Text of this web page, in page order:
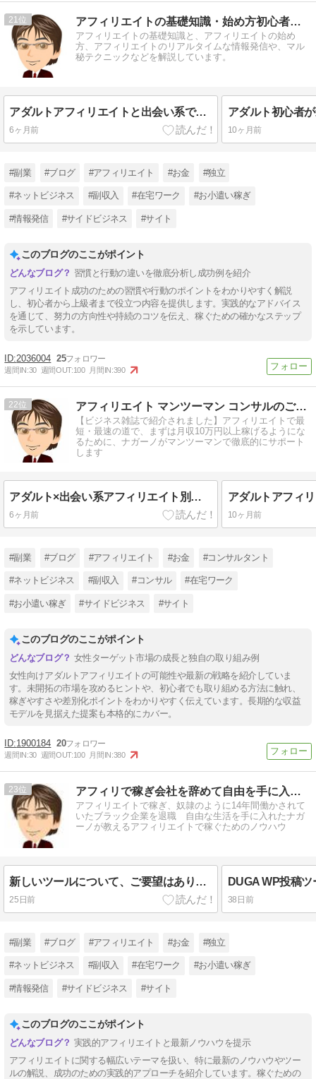
21 アフィリエイトの基礎知識・始め方初心者講座
アフィリエイトの基礎知識と、アフィリエイトの始め
方、アフィリエイトのリアルタイムな情報発信や、マル
秘テクニックなどを解説しています。
アダルトアフィリエイトと出会い系で稼ぐ別サイト運用とリライト戦略の全体像
6ヶ月前 10ヶ月前
#副業 #ブログ #アフィリエイト #お金 #独立
#ネットビジネス #副収入 #在宅ワーク #お小遣い稼ぎ
#情報発信 #サイドビジネス #サイト
このブログのここがポイント
習慣と行動の違いを徹底分析し成功例を紹介
アフィリエイト成功のための習慣や行動のポイントをわかりやすく解説
し、初心者から上級者まで役立つ内容を提供します。実践的なアドバイス
を通じて、努力の方向性や持続のコツを伝え、稼ぐための確かなステップ
を示しています。
2036004 25
週間IN:30 週間OUT:100 月間IN:390
22 アフィリエイト マンツーマン コンサルのご案内
【ビジネス雑誌で紹介されました】アフィリエイトで最
短・最速の道で、まずは月収10万円以上稼げるようにな
るために、ナガーノがマンツーマンで徹底的にサポート
します
アダルト×出会い系アフィリエイト別サイト運用を学べる書籍紹介
6ヶ月前 10ヶ月前
#副業 #ブログ #アフィリエイト #お金 #コンサルタント
#ネットビジネス #副収入 #コンサル #在宅ワーク
#お小遣い稼ぎ #サイドビジネス #サイト
このブログのここがポイント
女性ターゲット市場の成長と独自の取り組み例
女性向けアダルトアフィリエイトの可能性や最新の戦略を紹介していま
す。未開拓の市場を攻めるヒントや、初心者でも取り組める方法に触れ、
稼ぎやすさや差別化ポイントをわかりやすく伝えています。長期的な収益
モデルを見据えた提案も本格的にカバー。
1900184 20
週間IN:30 週間OUT:100 月間IN:380
23 アフィリで稼ぎ会社を辞めて自由を手に入れたナガーノのブログ
アフィリエイトで稼ぎ、奴隷のように14年間働かされて
いたブラック企業を退職 自由な生活を手に入れたナガ
ーノが教えるアフィリエイトで稼ぐためのノウハウ
新しいツールについて、ご要望はありませんか？
25日前 38日前
#副業 #ブログ #アフィリエイト #お金 #独立
#ネットビジネス #副収入 #在宅ワーク #お小遣い稼ぎ
#情報発信 #サイドビジネス #サイト
このブログのここがポイント
実践的アフィリエイトと最新ノウハウを提示
アフィリエイトに関する幅広いテーマを扱い、特に最新のノウハウやツー
ルの解説、成功のための実践的アプローチを紹介しています。稼ぐための